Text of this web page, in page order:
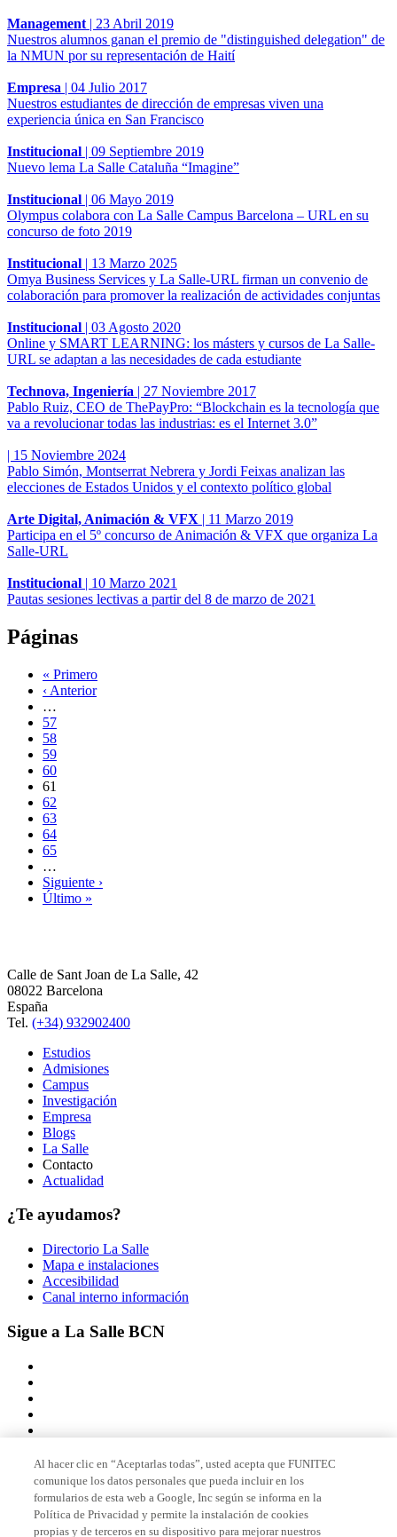
Management | 23 Abril 2019
Nuestros alumnos ganan el premio de "distinguished delegation" de
la NMUN por su representación de Haití
Empresa | 04 Julio 2017
Nuestros estudiantes de dirección de empresas viven una
experiencia única en San Francisco
Institucional | 09 Septiembre 2019
Nuevo lema La Salle Cataluña “Imagine”
Institucional | 06 Mayo 2019
Olympus colabora con La Salle Campus Barcelona – URL en su
concurso de foto 2019
Institucional | 13 Marzo 2025
Omya Business Services y La Salle-URL firman un convenio de
colaboración para promover la realización de actividades conjuntas
Institucional | 03 Agosto 2020
Online y SMART LEARNING: los másters y cursos de La Salle-
URL se adaptan a las necesidades de cada estudiante
Technova, Ingeniería | 27 Noviembre 2017
Pablo Ruiz, CEO de ThePayPro: “Blockchain es la tecnología que
va a revolucionar todas las industrias: es el Internet 3.0”
| 15 Noviembre 2024
Pablo Simón, Montserrat Nebrera y Jordi Feixas analizan las
elecciones de Estados Unidos y el contexto político global
Arte Digital, Animación & VFX | 11 Marzo 2019
Participa en el 5º concurso de Animación & VFX que organiza La
Salle-URL
Institucional | 10 Marzo 2021
Pautas sesiones lectivas a partir del 8 de marzo de 2021
Páginas
« Primero
‹ Anterior
…
57
58
59
60
61
62
63
64
65
…
Siguiente ›
Último »
Calle de Sant Joan de La Salle, 42
08022 Barcelona
España
Tel. (+34) 932902400
Estudios
Admisiones
Campus
Investigación
Empresa
Blogs
La Salle
Contacto
Actualidad
¿Te ayudamos?
Directorio La Salle
Mapa e instalaciones
Accesibilidad
Canal interno información
Sigue a La Salle BCN
Miembro de
Al hacer clic en “Aceptarlas todas”, usted acepta que FUNITEC
comunique los datos personales que pueda incluir en los
formularios de esta web a Google, Inc según se informa en la
Política de Privacidad y permite la instalación de cookies
propias y de terceros en su dispositivo para mejorar nuestros